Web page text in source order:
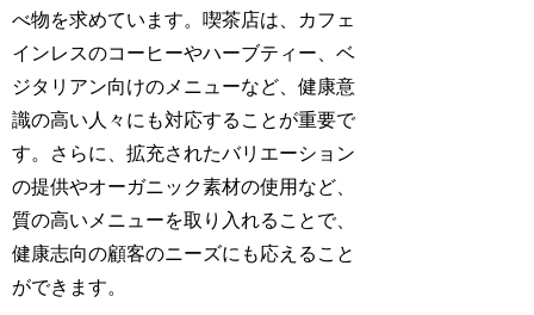
べ物を求めています。喫茶店は、カフェ
インレスのコーヒーやハーブティー、ベ
ジタリアン向けのメニューなど、健康意
識の高い人々にも対応することが重要で
す。さらに、拡充されたバリエーション
の提供やオーガニック素材の使用など、
質の高いメニューを取り入れることで、
健康志向の顧客のニーズにも応えること
ができます。